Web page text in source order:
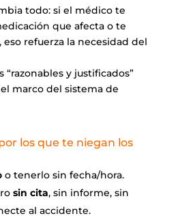
todo: si el médico te
que afecta o te
refuerza la necesidad del
“razonables y justificados”
marco del sistema de
los que te niegan los
o tenerlo sin fecha/hora.
sin cita, sin informe, sin
al accidente.